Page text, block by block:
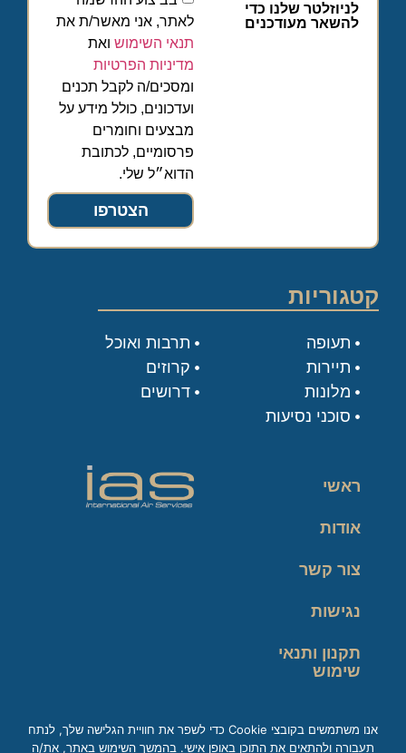
לניוזלטר שלנו כדי
להשאר מעודכנים
לאתר, אני מאשר/ת את
תנאי השימוש ואת
מדיניות הפרטיות
ומסכים/ה לקבל תכנים
ועדכונים, כולל מידע על
מבצעים וחומרים
פרסומיים, לכתובת
הדוא״ל שלי.
הצטרפו
קטגוריות
תעופה
תיירות
מלונות
סוכני נסיעות
תרבות ואוכל
קרוזים
דרושים
ראשי
אודות
צור קשר
נגישות
תקנון ותנאי
שימוש
אנו משתמשים בקובצי Cookie כדי לשפר את חוויית הגלישה שלך, לנתח
תעבורה ולהתאים את התוכן באופן אישי. בהמשך השימוש באתר, את/ה